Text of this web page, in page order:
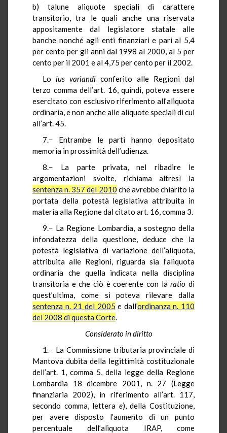
b) talune aliquote speciali di carattere
transitorio, tra le quali anche una riservata
appositamente dal legislatore statale alle
banche nonché agli enti finanziari e pari al 5,4
per cento per gli anni dal 1998 al 2000, al 5 per
cento per il 2001 e al 4,75 per cento per il 2002.
Lo ius variandi conferito alle Regioni dal
terzo comma dell’art. 16, quindi, poteva essere
esercitato con esclusivo riferimento all’aliquota
ordinaria, e non anche alle aliquote speciali di cui
all’art. 45.
7.− Entrambe le parti hanno depositato
memoria in prossimità dell’udienza.
8.− La parte privata, nel ribadire le
argomentazioni svolte, richiama altresì la
sentenza n. 357 del 2010 che avrebbe chiarito la
portata della potestà legislativa attribuita in
materia alla Regione dal citato art. 16, comma 3.
9.− La Regione Lombardia, a sostegno della
infondatezza della questione, deduce che la
potestà legislativa di variazione dell’aliquota,
attribuita alle Regioni, riguarda sia l’aliquota
ordinaria che quella indicata nella disciplina
transitoria e che ciò è coerente con laratio di
quest’ultima, come si poteva rilevare dalla
sentenza n. 21 del 2005 e dall’ordinanza n. 110
del 2008 di questa Corte.
Considerato in diritto
1.− La Commissione tributaria provinciale di
Mantova dubita della legittimità costituzionale
dell’art. 1, comma 5, della legge della Regione
Lombardia 18 dicembre 2001, n. 27 (Legge
finanziaria 2002), in riferimento all’art. 117,
secondo comma, lettera e), della Costituzione,
per avere disposto l’aumento di un punto
percentuale dell’aliquota IRAP, come